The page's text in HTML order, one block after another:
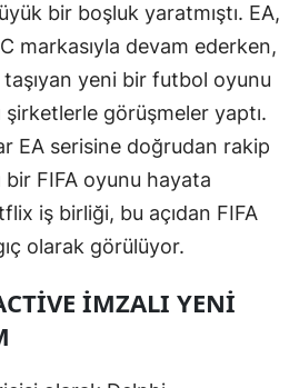
Muğla
Muş
Nevşehir
Niğde
Ordu
Sakarya
bir boşluk yaratmıştı. EA,
markasıyla devam ederken,
taşıyan yeni bir futbol oyunu
şirketlerle görüşmeler yaptı.
EA serisine doğrudan rakip
bir FIFA oyunu hayata
iş birliği, bu açıdan FIFA
olarak görülüyor.
İMZALI YENI